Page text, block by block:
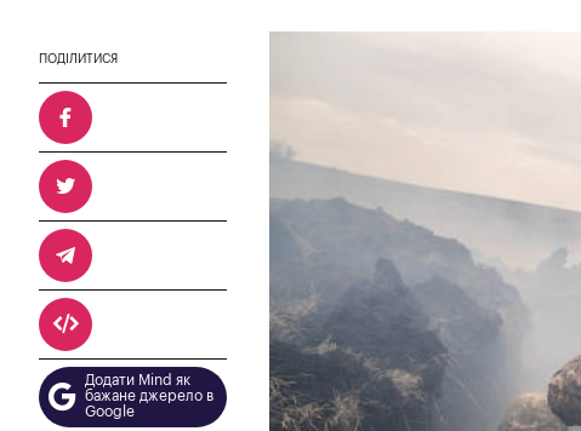
ПОДІЛИТИСЯ
Додати Mind як
бажане джерело в
Google